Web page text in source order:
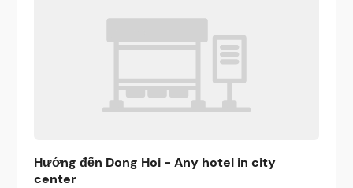
Hướng đến Dong Hoi - Any hotel in city
center